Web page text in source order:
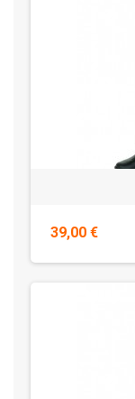
39,00 €